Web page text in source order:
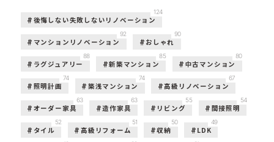
後悔しない失敗しないリノベーション
124
マンションリノベーション
92
おしゃれ
90
ラグジュアリー
88
新築マンション
85
中古マンション
80
照明計画
74
築浅マンション
74
高級リノベーション
67
オーダー家具
63
造作家具
63
リビング
55
間接照明
54
タイル
52
高級リフォーム
51
収納
50
LDK
49